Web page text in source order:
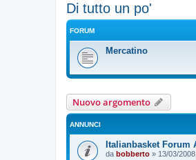
Di tutto un po'
FORUM
Mercatino
Nuovo argomento
ANNUNCI
Italianbasket Forum
da bobberto » 13/03/